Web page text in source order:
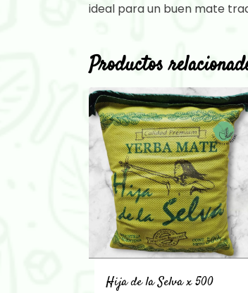
ideal para un buen mate
Productos
Hija de la Selva x 500